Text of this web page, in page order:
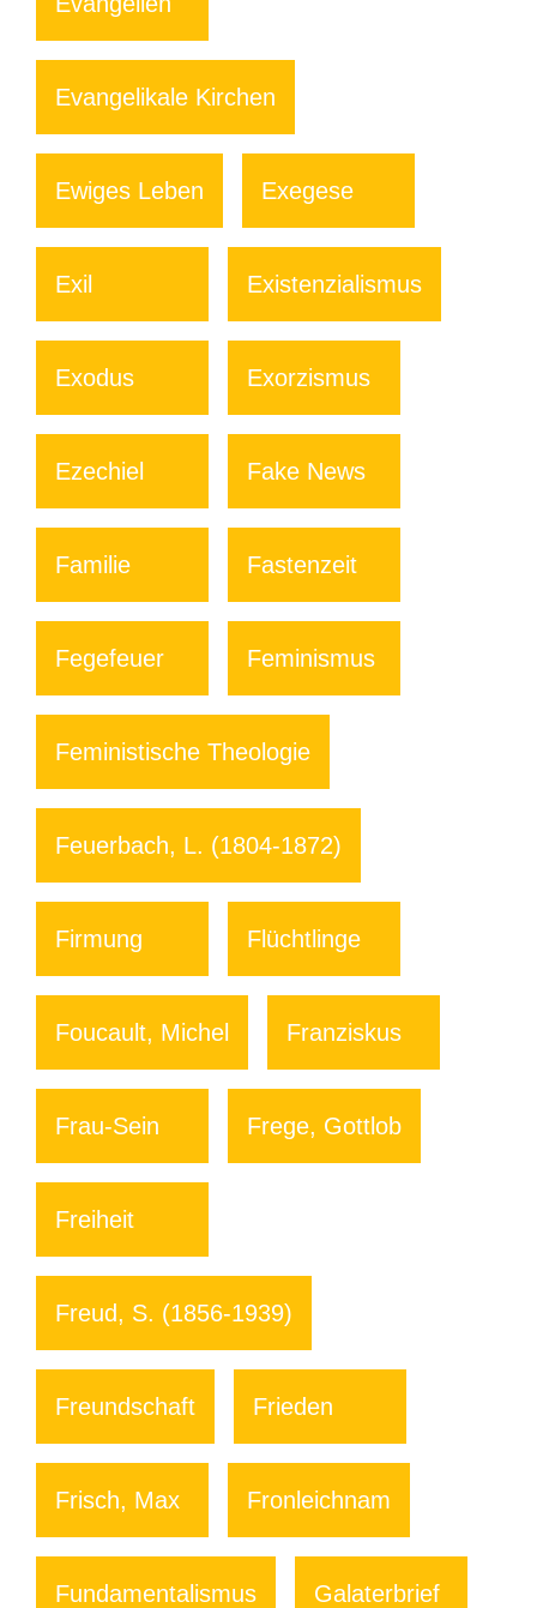
Evangelikale Kirchen
Ewiges Leben Exegese
Exil Existenzialismus
Exodus Exorzismus
Ezechiel Fake News
Familie Fastenzeit
Fegefeuer Feminismus
Feministische Theologie
Feuerbach, L. (1804-1872)
Firmung Flüchtlinge
Foucault, Michel Franziskus
Frau-Sein Frege, Gottlob
Freiheit
Freud, S. (1856-1939)
Freundschaft Frieden
Frisch, Max Fronleichnam
Fundamentalismus Galaterbrief